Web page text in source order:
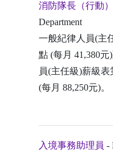
消防隊長（行動）
Department
一般紀律人員(主
點 (每月 41,380元
員(主任級)薪級表
(每月 88,250元)。
入境事務助理員 -